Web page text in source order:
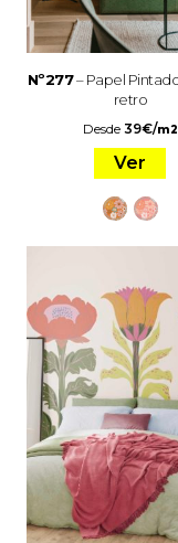
Nº277– Papel
retro
Desde 39€/m2
Ver